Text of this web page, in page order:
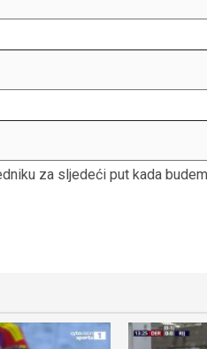
za sljedeći put kada